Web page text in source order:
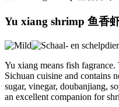
Yu xiang shrimp 鱼香
Yu xiang means fish
Sichuan cuisine and contains
sugar, vinegar, doubanjiang,
an excellent companion for